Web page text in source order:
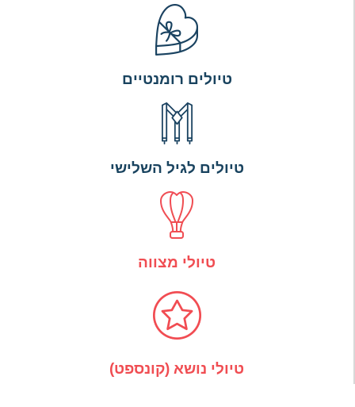
טיולים רומנטיים
טיולים לגיל השלישי
טיולי מצווה
טיולי נושא (קונספט)